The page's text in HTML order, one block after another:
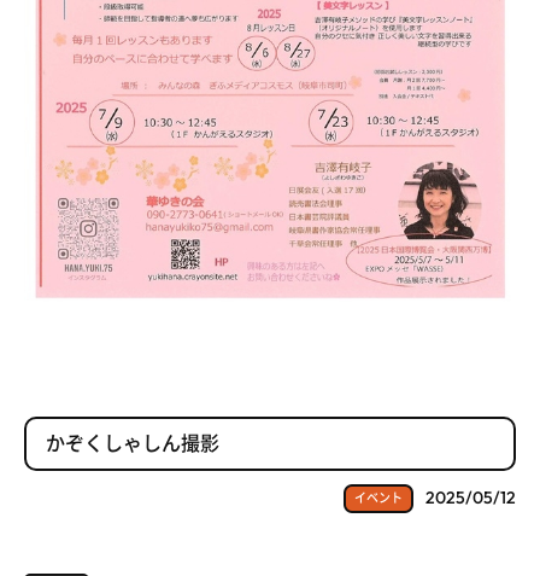
かぞくしゃしん撮影
イベント 2025/05/12